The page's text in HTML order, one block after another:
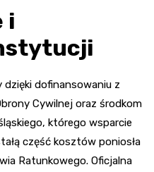
i
dzięki dofinansowaniu z
Cywilnej oraz środkom
którego wsparcie
część kosztów poniosła
Ratunkowego. Oficjalna